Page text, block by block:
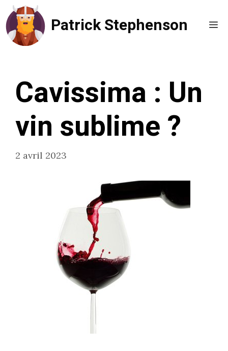
Aller
au
contenu
Patrick Stephenson
Cavissima : Un
vin sublime ?
2 avril 2023